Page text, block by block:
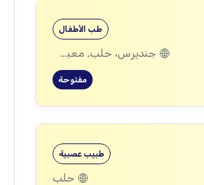
طب الأطفال
جنديرس، حلب, معبطلي، حلب
مفتوحة
طبيب عصبية
حلب